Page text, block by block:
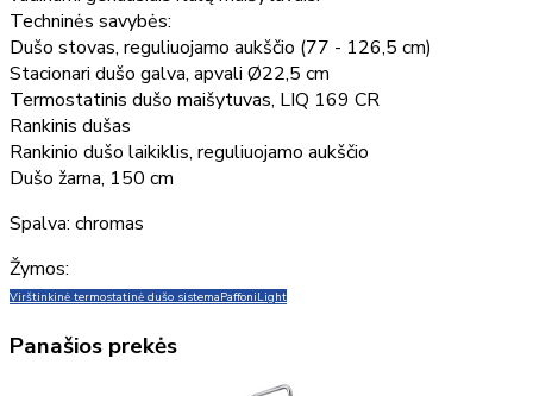
Techninės savybės:
Dušo stovas, reguliuojamo aukščio (77 - 126,5 cm)
Stacionari dušo galva, apvali Ø22,5 cm
Termostatinis dušo maišytuvas, LIQ 169 CR
Rankinis dušas
Rankinio dušo laikiklis, reguliuojamo aukščio
Dušo žarna, 150 cm
Spalva: chromas
Žymos:
Virštinkinė termostatinė dušo sistemaPaffoniLight
Panašios prekės